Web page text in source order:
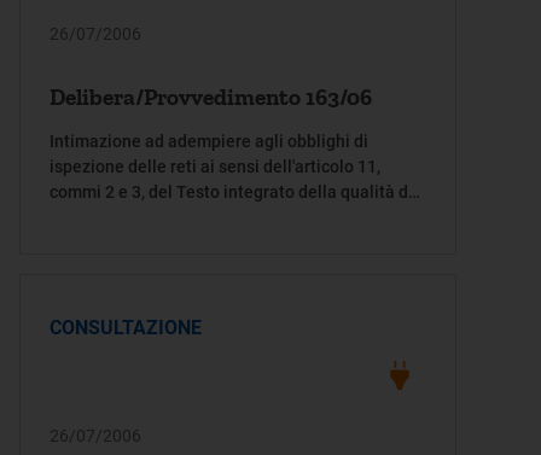
26/07/2006
Delibera/Provvedimento 163/06
Intimazione ad adempiere agli obblighi di
ispezione delle reti ai sensi dell'articolo 11,
commi 2 e 3, del Testo integrato della qualità dei
CONSULTAZIONE
26/07/2006